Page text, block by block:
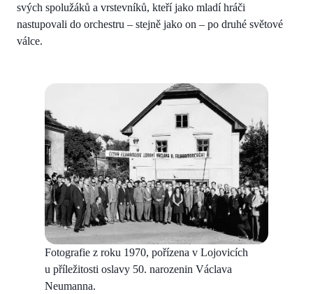
svých spolužáků a vrstevníků, kteří jako mladí hráči
nastupovali do orchestru – stejně jako on – po druhé světové
válce.
Fotografie z roku 1970, pořízena v Lojovicích
u příležitosti oslavy 50. narozenin Václava
Neumanna.